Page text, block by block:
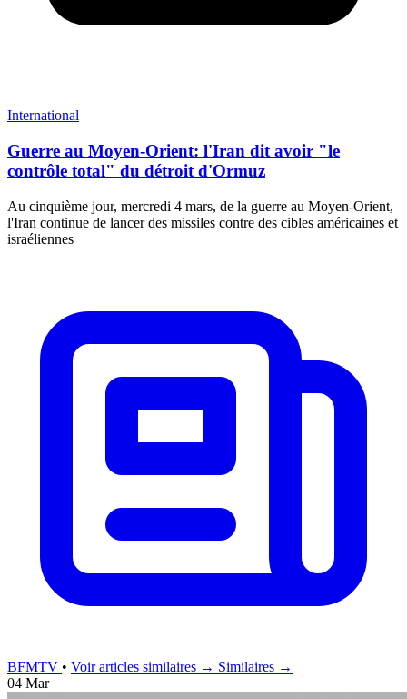
International
Guerre au Moyen-Orient: l'Iran dit avoir "le
contrôle total" du détroit d'Ormuz
Au cinquième jour, mercredi 4 mars, de la guerre au Moyen-Orient,
l'Iran continue de lancer des missiles contre des cibles américaines et
israéliennes
BFMTV • Voir articles similaires → Similaires →
04 Mar